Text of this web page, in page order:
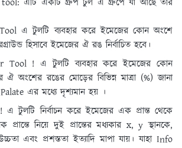
এ টুলটি ব্যবহার করে ইমেজের কোন অংশে
হিসাবে ইমেজের ঐ রঙ নির্বাচিত হবে।
Tool ! এ টুলটি ব্যবহার করে ইমেজের কোন
অংশের রঙের মােড়ের বিভিন্ন মাত্রা (%) জানা
এর মধ্যে দৃশ্যমান হয় ।
টুলটি নির্বাচন করে ইমেজের এক প্রান্ত থেকে
নিয়ে দুই প্রান্তের মধ্যকার x, y স্থানকে,
এবং প্রশস্ততা ইত্যাদি মাপা যায়। যাহা Info